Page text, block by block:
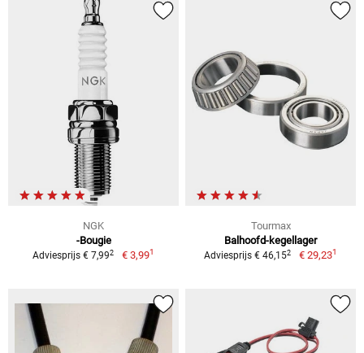
NGK
-Bougie
Adviesprijs € 7,992 € 3,991
Tourmax
Balhoofd-kegellager
Adviesprijs € 46,152 € 29,231